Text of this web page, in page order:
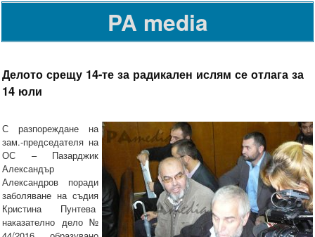
PA media
Делото срещу 14-те за радикален ислям се отлага за
14 юли
С разпореждане на
зам.-председателя на
ОС – Пазарджик
Александър
Александров поради
заболяване на съдия
Кристина Пунтева
наказателно дело №